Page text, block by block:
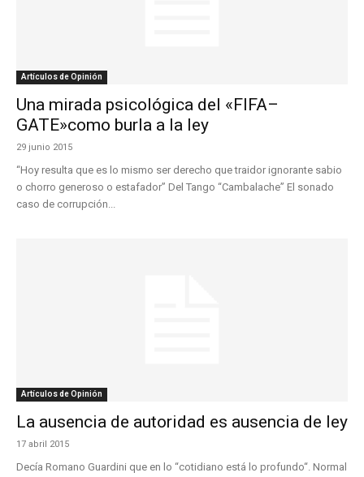
Artículos de Opinión
Una mirada psicológica del «FIFA–
GATE»como burla a la ley
29 junio 2015
“Hoy resulta que es lo mismo ser derecho que traidor ignorante sabio
o chorro generoso o estafador” Del Tango “Cambalache” El sonado
caso de corrupción...
Artículos de Opinión
La ausencia de autoridad es ausencia de ley
17 abril 2015
Decía Romano Guardini que en lo “cotidiano está lo profundo“. Normal